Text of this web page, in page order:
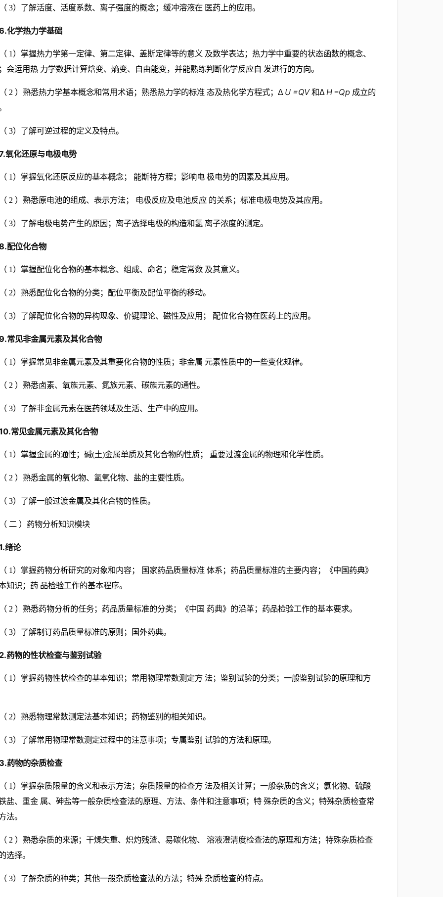
3）了解活度、活度系数、离子强度的概念；缓冲溶液在 医药上的应用。
化学热力学基础
1）掌握热力学第一定律、第二定律、盖斯定律等的意义 及数学表达；热力学中重要的状态函数的概念、
会运用热 力学数据计算焓变、熵变、自由能变，并能熟练判断化学反应自 发进行的方向。
2 ）熟悉热力学基本概念和常用术语；熟悉热力学的标准 态及热化学方程式； Δ U =QV和Δ H=Qp成立的
3）了解可逆过程的定义及特点。
氧化还原与电极电势
1）掌握氧化还原反应的基本概念； 能斯特方程；影响电 极电势的因素及其应用。
2 ）熟悉原电池的组成、表示方法； 电极反应及电池反应 的关系；标准电极电势及其应用。
3）了解电极电势产生的原因；离子选择电极的构造和氢 离子浓度的测定。
配位化合物
1）掌握配位化合物的基本概念、组成、命名；稳定常数 及其意义。
2）熟悉配位化合物的分类；配位平衡及配位平衡的移动。
3）了解配位化合物的异构现象、价键理论、磁性及应用； 配位化合物在医药上的应用。
常见非金属元素及其化合物
1）掌握常见非金属元素及其重要化合物的性质；非金属 元素性质中的一些变化规律。
2 ）熟悉卤素、氧族元素、氮族元素、碳族元素的通性。
3）了解非金属元素在医药领域及生活、生产中的应用。
常见金属元素及其化合物
1）掌握金属的通性；碱(土)金属单质及其化合物的性质； 重要过渡金属的物理和化学性质。
2 ）熟悉金属的氧化物、氢氧化物、盐的主要性质。
3）了解一般过渡金属及其化合物的性质。
二 ）药物分析知识模块
绪论
1）掌握药物分析研究的对象和内容； 国家药品质量标准 体系；药品质量标准的主要内容；《中国药典》
知识；药 品检验工作的基本程序。
2 ）熟悉药物分析的任务；药品质量标准的分类；《中国 药典》的沿革；药品检验工作的基本要求。
3）了解制订药品质量标准的原则；国外药典。
药物的性状检查与鉴别试验
1）掌握药物性状检查的基本知识；常用物理常数测定方 法；鉴别试验的分类；一般鉴别试验的原理和方
2）熟悉物理常数测定法基本知识；药物鉴别的相关知识。
3）了解常用物理常数测定过程中的注意事项；专属鉴别 试验的方法和原理。
药物的杂质检查
1）掌握杂质限量的含义和表示方法；杂质限量的检查方 法及相关计算；一般杂质的含义；氯化物、硫酸
盐、重金 属、砷盐等一般杂质检查法的原理、方法、条件和注意事项；特 殊杂质的含义；特殊杂质检查常
法。
2 ）熟悉杂质的来源；干燥失重、炽灼残渣、易碳化物、 溶液澄清度检查法的原理和方法；特殊杂质检查
选择。
3）了解杂质的种类；其他一般杂质检查法的方法；特殊 杂质检查的特点。